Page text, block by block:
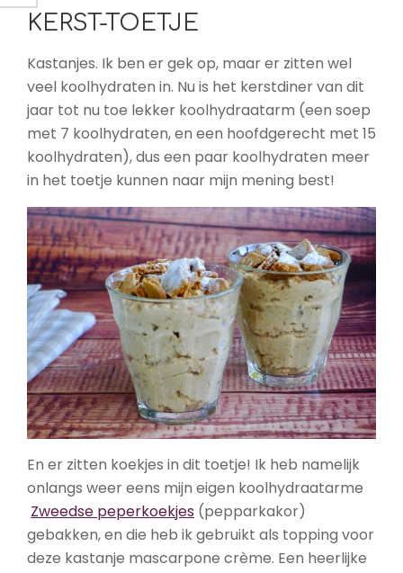
KERST-TOETJE
Kastanjes. Ik ben er gek op, maar er zitten wel
veel koolhydraten in. Nu is het kerstdiner van dit
jaar tot nu toe lekker koolhydraatarm (een soep
met 7 koolhydraten, en een hoofdgerecht met 15
koolhydraten), dus een paar koolhydraten meer
in het toetje kunnen naar mijn mening best!
En er zitten koekjes in dit toetje! Ik heb namelijk
onlangs weer eens mijn eigen koolhydraatarme
Zweedse peperkoekjes (pepparkakor)
gebakken, en die heb ik gebruikt als topping voor
deze kastanje mascarpone crème. Een heerlijke